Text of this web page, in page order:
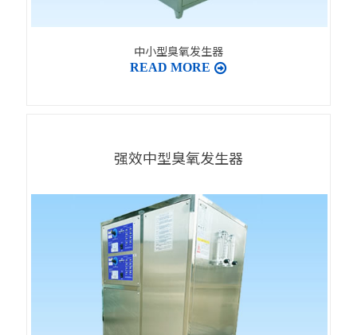
中小型臭氧发生器
READ MORE
强效中型臭氧发生器